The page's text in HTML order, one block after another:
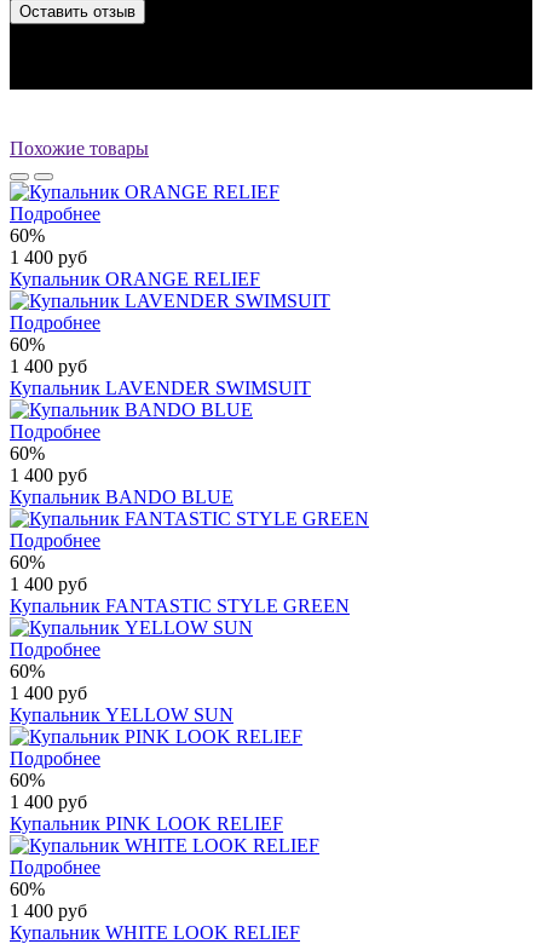
Оставить отзыв
Похожие товары
Подробнее
60%
1 400 руб
Купальник ORANGE RELIEF
Подробнее
60%
1 400 руб
Купальник LAVENDER SWIMSUIT
Подробнее
60%
1 400 руб
Купальник BANDO BLUE
Подробнее
60%
1 400 руб
Купальник FANTASTIC STYLE GREEN
Подробнее
60%
1 400 руб
Купальник YELLOW SUN
Подробнее
60%
1 400 руб
Купальник PINK LOOK RELIEF
Подробнее
60%
1 400 руб
Купальник WHITE LOOK RELIEF